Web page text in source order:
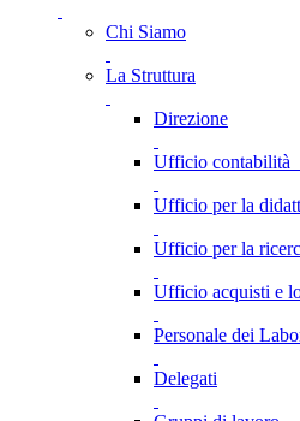
Chi Siamo
La Struttura
Direzione
Ufficio contabilità
Ufficio per la
Ufficio per la
Ufficio acquisti e
Personale dei
Delegati